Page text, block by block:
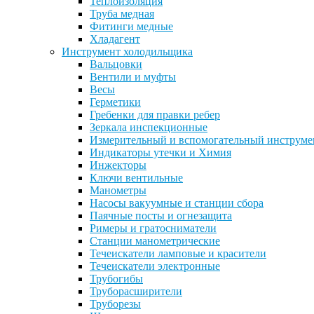
Труба медная
Фитинги медные
Хладагент
Инструмент холодильщика
Вальцовки
Вентили и муфты
Весы
Герметики
Гребенки для правки ребер
Зеркала инспекционные
Измерительный и вспомогательный
Индикаторы утечки и Химия
Инжекторы
Ключи вентильные
Манометры
Насосы вакуумные и станции сбора
Паячные посты и огнезащита
Римеры и гратосниматели
Станции манометрические
Течеискатели ламповые и красители
Течеискатели электронные
Трубогибы
Труборасширители
Труборезы